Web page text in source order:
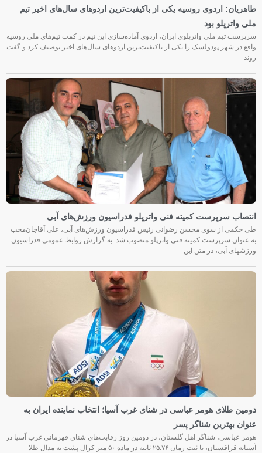
طاهریان: اردوی روسیه یکی از باکیفیت‌ترین اردوهای سال‌های اخیر تیم
ملی واترپلو بود
سرپرست تیم ملی واترپلوی ایران، اردوی آماده‌سازی این تیم در کمپ تیم‌های ملی روسیه
واقع در شهر پودولسک را یکی از باکیفیت‌ترین اردوهای سال‌های اخیر توصیف کرد و گفت
روند
انتصاب سرپرست کمیته فنی واترپلو فدراسیون ورزش‌های آبی
طی حکمی از سوی محسن رضوانی رئیس فدراسیون ورزش‌های آبی، علی آقاجان‌محب
به عنوان سرپرست کمیته فنی واترپلو منصوب شد. به گزارش روابط عمومی فدراسیون
ورزشهای آبی، در متن این
دومین طلای هومر عباسی در شنای غرب آسیا؛ انتخاب نماینده ایران به
عنوان بهترین شناگر پسر
هومر عباسی، شناگر اهل گلستان، در دومین روز رقابت‌های شنای قهرمانی غرب آسیا در
آستانه قزاقستان، با ثبت زمان ۲۵.۷۶ ثانیه در ماده ۵۰ متر کرال پشت به مدال طلا